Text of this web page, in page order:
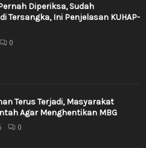
Diperiksa, Sudah
Tersangka, Ini Penjelasan KUHAP-
0
Terus Terjadi, Masyarakat
Agar Menghentikan MBG
0